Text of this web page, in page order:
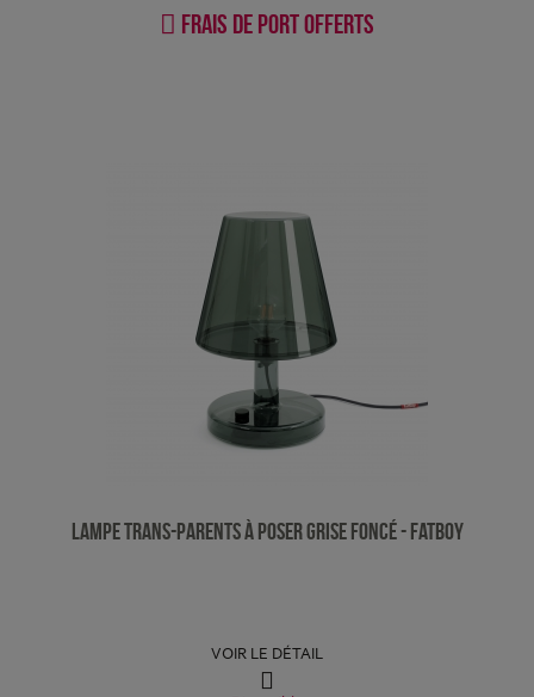
Frais de port offerts
Lampe Trans-parents à poser Grise foncé - Fatboy
VOIR LE DÉTAIL